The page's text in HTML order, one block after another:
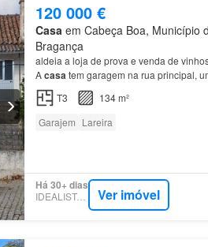
120 000 €
Casaem Cabeça Boa, Município
Bragança
aldeia a loja de prova e venda de
Acasatem garagem na rua principal,
T3
134 m²
Garajem Lareira
Há 30+ dias
IDEALISTA.PT Ver imóvel